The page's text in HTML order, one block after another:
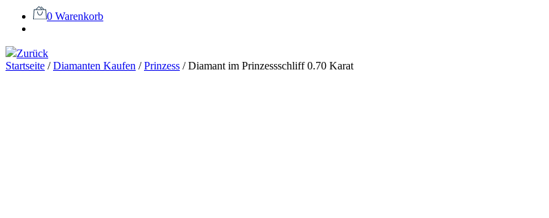
0 Warenkorb
Zurück
Startseite /Diamanten Kaufen /Prinzess /Diamant im Prinzessschliff 0.70 Karat